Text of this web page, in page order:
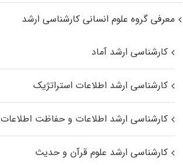
معرفی گروه علوم انسانی کارشناسی ارشد
کارشناسی ارشد آماد
کارشناسی ارشد اطلاعات استراتژیک
کارشناسی ارشد اطلاعات و حفاظت اطلاعات
کارشناسی ارشد علوم قرآن و حدیث